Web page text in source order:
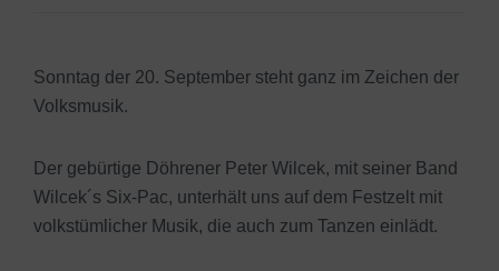
Sonntag der 20. September steht ganz im Zeichen der
Volksmusik.
Der gebürtige Döhrener Peter Wilcek, mit seiner Band
Wilcek´s Six-Pac, unterhält uns auf dem Festzelt mit
volkstümlicher Musik, die auch zum Tanzen einlädt.